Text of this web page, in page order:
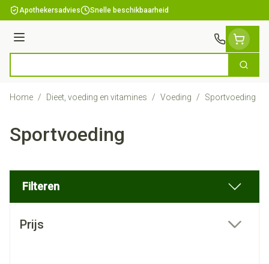
Ga naar de inhoud
Apothekersadvies Snelle beschikbaarheid
Menu
Zoek
Home / Dieet, voeding en vitamines / Voeding / Sportvoeding
Sportvoeding
Filteren
Prijs